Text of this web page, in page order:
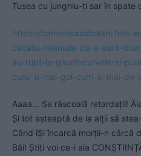
Tusea cu junghiu-ți sar în spate
https://
cacatu-neamule-ca-e-aurit-
au-rupt-la-gaurit-curvele-si-
curu-si-mai-gol-cum-si-mai-de-
Aaaa… Se răscoală retardații!
Și tot așteaptă de la alții să
Când îȘi încarcă morții-n cârcă
Băi! Știți voi ce-i aia